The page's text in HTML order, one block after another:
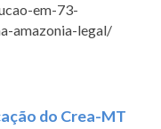
em-73-
amazonia-legal/
do Crea-MT